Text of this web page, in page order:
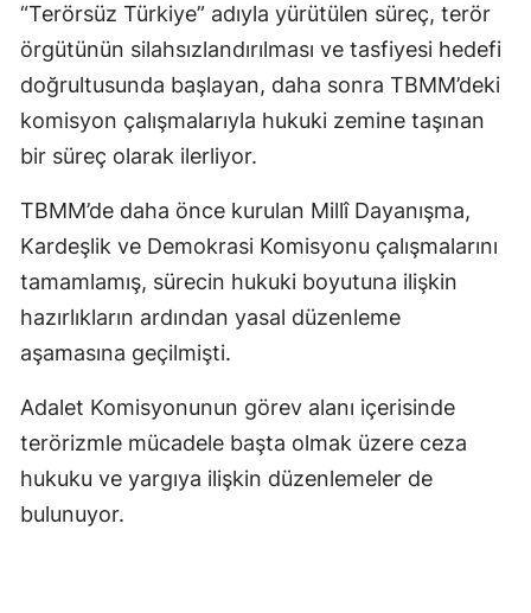
“Terörsüz Türkiye” adıyla yürütülen süreç, terör
örgütünün silahsızlandırılması ve tasfiyesi hedefi
doğrultusunda başlayan, daha sonra TBMM’deki
komisyon çalışmalarıyla hukuki zemine taşınan
bir süreç olarak ilerliyor.
TBMM’de daha önce kurulan Millî Dayanışma,
Kardeşlik ve Demokrasi Komisyonu çalışmalarını
tamamlamış, sürecin hukuki boyutuna ilişkin
hazırlıkların ardından yasal düzenleme
aşamasına geçilmişti.
Adalet Komisyonunun görev alanı içerisinde
terörizmle mücadele başta olmak üzere ceza
hukuku ve yargıya ilişkin düzenlemeler de
bulunuyor.